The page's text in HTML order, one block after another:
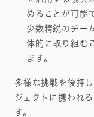
めることが可能
少数精鋭のチー
体的に取り組む
ます。
多様な挑戦を後押
ジェクトに携われ
す。